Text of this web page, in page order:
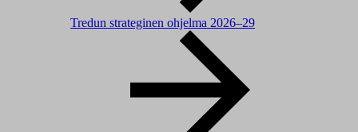
Tredun strateginen ohjelma 2026–29